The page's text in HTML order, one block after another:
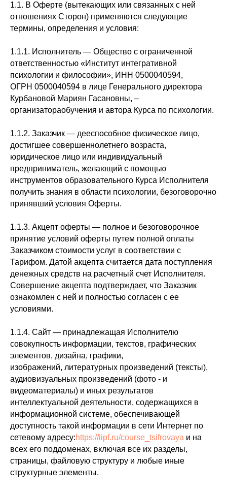
1.1. В Оферте (вытекающих или связанных с ней
отношениях Сторон) применяются следующие
термины, определения и условия:
1.1.1. Исполнитель — Общество с ограниченной
ответственностью «Институт интегративной
психологии и философии», ИНН 0500040594,
ОГРН 0500040594 в лице Генерального директора
Курбановой Мариян Гасановны, –
организатораобучения и автора Курса по психологии.
1.1.2. Заказчик — дееспособное физическое лицо,
достигшее совершеннолетнего возраста,
юридическое лицо или индивидуальный
предприниматель, желающий с помощью
инструментов образовательного Курса Исполнителя
получить знания в области психологии, безоговорочно
принявший условия Оферты.
1.1.3. Акцепт оферты — полное и безоговорочное
принятие условий оферты путем полной оплаты
Заказчиком стоимости услуг в соответствии с
Тарифом. Датой акцепта считается дата поступления
денежных средств на расчетный счет Исполнителя.
Совершение акцепта подтверждает, что Заказчик
ознакомлен с ней и полностью согласен с ее
условиями.
1.1.4. Сайт — принадлежащая Исполнителю
совокупность информации, текстов, графических
элементов, дизайна, графики,
изображений, литературных произведений (тексты),
аудиовизуальных произведений (фото - и
видеоматериалы) и иных результатов
интеллектуальной деятельности, содержащихся в
информационной системе, обеспечивающей
доступность такой информации в сети Интернет по
сетевому адресу:https://iipf.ru/course_tsifrovaya и на
всех его поддоменах, включая все их разделы,
страницы, файловую структуру и любые иные
структурные элементы.